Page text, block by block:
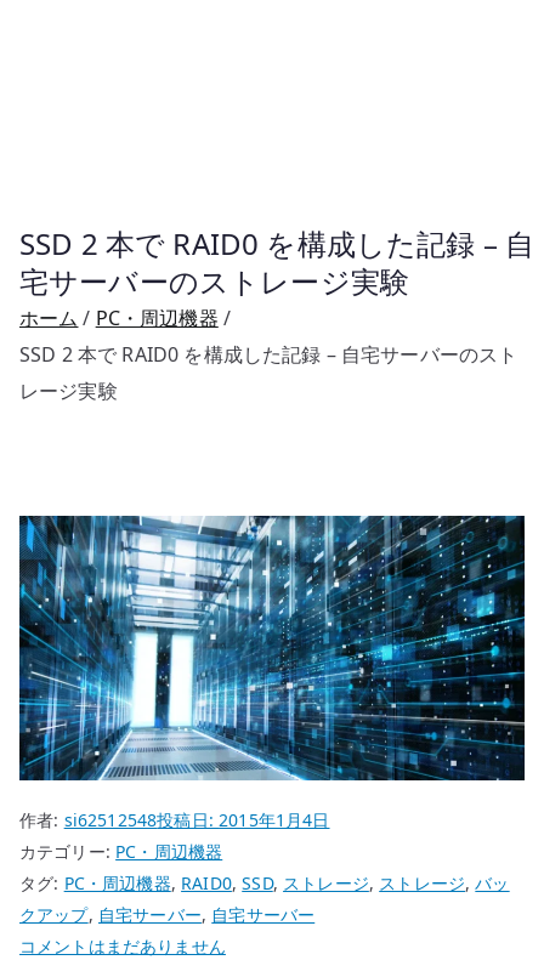
SSD 2 本で RAID0 を構成した記録 – 自
宅サーバーのストレージ実験
ホーム
PC・周辺機器
SSD 2 本で RAID0 を構成した記録 – 自宅サーバーのスト
レージ実験
作者: si62512548投稿日:2015年1月4日
カテゴリー: PC・周辺機器
タグ: PC・周辺機器, RAID0,SSD, ストレージ, ストレージ,バッ
クアップ, 自宅サーバー, 自宅サーバー
SSD
コメントはまだありません